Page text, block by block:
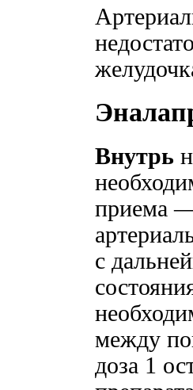
Внутрь
приема —
с
между
доза 1